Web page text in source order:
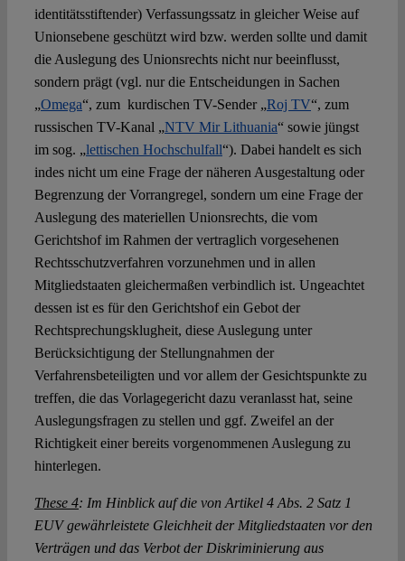
identitätsstiftender) Verfassungssatz in gleicher Weise auf
Unionsebene geschützt wird bzw. werden sollte und damit
die Auslegung des Unionsrechts nicht nur beeinflusst,
sondern prägt (vgl. nur die Entscheidungen in Sachen
„Omega“, zum kurdischen TV-Sender „Roj TV“, zum
russischen TV-Kanal „NTV Mir Lithuania“ sowie jüngst
im sog. „lettischen Hochschulfall“). Dabei handelt es sich
indes nicht um eine Frage der näheren Ausgestaltung oder
Begrenzung der Vorrangregel, sondern um eine Frage der
Auslegung des materiellen Unionsrechts, die vom
Gerichtshof im Rahmen der vertraglich vorgesehenen
Rechtsschutzverfahren vorzunehmen und in allen
Mitgliedstaaten gleichermaßen verbindlich ist. Ungeachtet
dessen ist es für den Gerichtshof ein Gebot der
Rechtsprechungsklugheit, diese Auslegung unter
Berücksichtigung der Stellungnahmen der
Verfahrensbeteiligten und vor allem der Gesichtspunkte zu
treffen, die das Vorlagegericht dazu veranlasst hat, seine
Auslegungsfragen zu stellen und ggf. Zweifel an der
Richtigkeit einer bereits vorgenommenen Auslegung zu
hinterlegen.
These 4: Im Hinblick auf die von Artikel 4 Abs. 2 Satz 1
EUV gewährleistete Gleichheit der Mitgliedstaaten vor den
Verträgen und das Verbot der Diskriminierung aus